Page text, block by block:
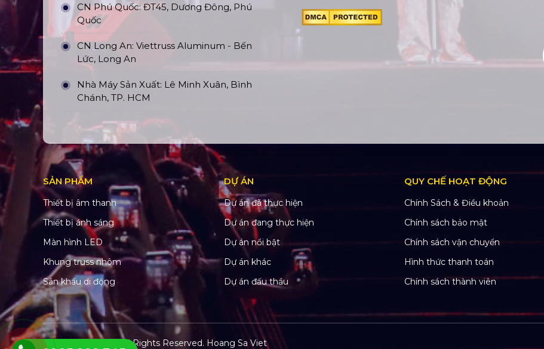
CN Phú Quốc: ĐT45, Dương Đông, Phú
Quốc
CN Long An: Viettruss Aluminum - Bến
Lức, Long An
Nhà Máy Sản Xuất: Lê Minh Xuân, Bình
Chánh, TP. HCM
SẢN PHẨM
Thiết bị âm thanh
Thiết bị ánh sáng
Màn hình LED
Khung truss nhôm
Sân khấu di động
DỰ ÁN
Dự án đã thực hiện
Dự án đang thực hiện
Dự án nổi bật
Dự án khác
Dự án đấu thầu
QUY CHẾ HOẠT ĐỘNG
Chính Sách & Điều khoản
Chính sách bảo mật
Chính sách vận chuyển
Hình thức thanh toán
Chính sách thành viên
© Copyright 2022. All Rights Reserved. Hoang Sa Viet